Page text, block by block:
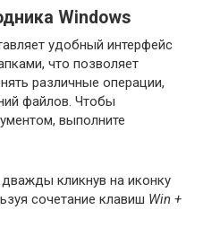
Windows
удобный интерфейс
что позволяет
различные операции,
файлов. Чтобы
выполните
кликнув на иконку
сочетание клавиш Win +